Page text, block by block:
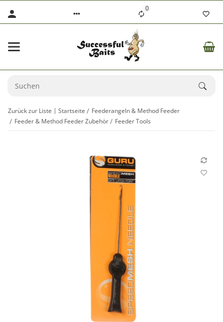
0
Zurück zur Liste Startseite
Feederangeln & Method Feeder
Feeder & Method Feeder Zubehör
Feeder Tools